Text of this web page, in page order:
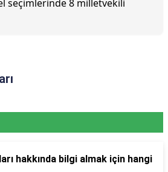
seçimlerinde 8 milletvekili
hakkında bilgi almak için hangi